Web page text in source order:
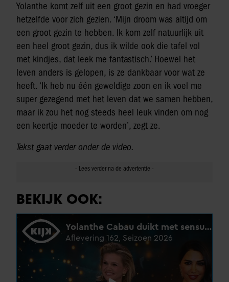
Yolanthe komt zelf uit een groot gezin en had vroeger
hetzelfde voor zich gezien. ‘Mijn droom was altijd om
een groot gezin te hebben. Ik kom zelf natuurlijk uit
een heel groot gezin, dus ik wilde ook die tafel vol
met kindjes, dat leek me fantastisch.’ Hoewel het
leven anders is gelopen, is ze dankbaar voor wat ze
heeft. ‘Ik heb nu één geweldige zoon en ik voel me
super gezegend met het leven dat we samen hebben,
maar ik zou het nog steeds heel leuk vinden om nog
een keertje moeder te worden’, zegt ze.
Tekst gaat verder onder de video.
BEKIJK OOK: